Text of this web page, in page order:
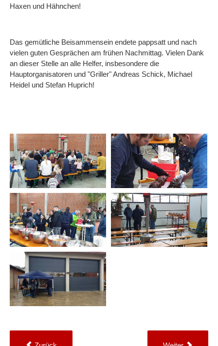
Haxen und Hähnchen!
Das gemütliche Beisammensein endete pappsatt und nach
vielen guten Gesprächen am frühen Nachmittag. Vielen Dank
an dieser Stelle an alle Helfer, insbesondere die
Hauptorganisatoren und "Griller" Andreas Schick, Michael
Heidel und Stefan Huprich!